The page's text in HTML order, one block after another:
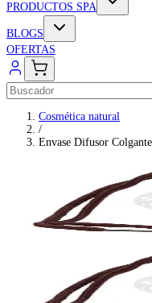
PRODUCTOS SPA
BLOGS
OFERTAS
Cosmética natural
/
Envase Difusor